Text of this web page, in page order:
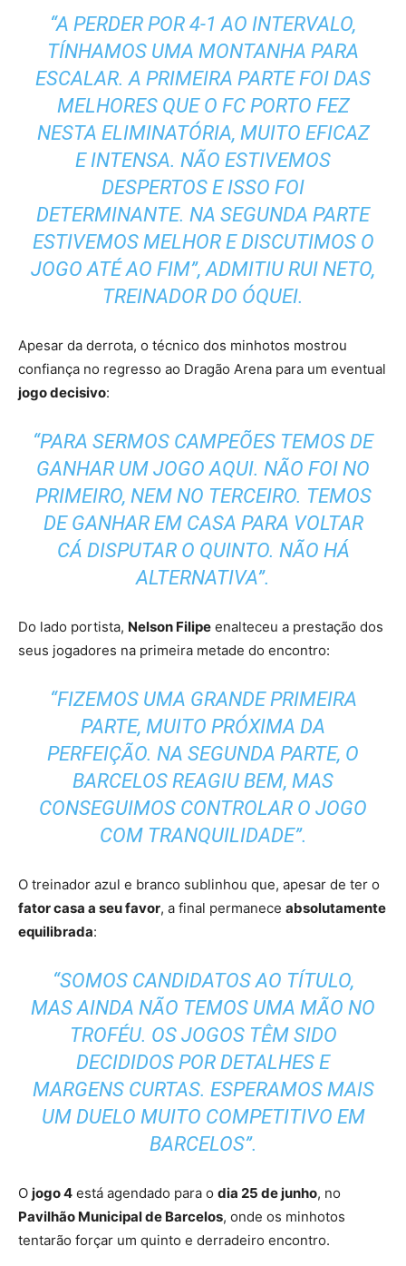
“A PERDER POR 4-1 AO INTERVALO,
TÍNHAMOS UMA MONTANHA PARA
ESCALAR. A PRIMEIRA PARTE FOI DAS
MELHORES QUE O FC PORTO FEZ
NESTA ELIMINATÓRIA, MUITO EFICAZ
E INTENSA. NÃO ESTIVEMOS
DESPERTOS E ISSO FOI
DETERMINANTE. NA SEGUNDA PARTE
ESTIVEMOS MELHOR E DISCUTIMOS O
JOGO ATÉ AO FIM”, ADMITIU RUI NETO,
TREINADOR DO ÓQUEI.
Apesar da derrota, o técnico dos minhotos mostrou
confiança no regresso ao Dragão Arena para um eventual
jogo decisivo:
“PARA SERMOS CAMPEÕES TEMOS DE
GANHAR UM JOGO AQUI. NÃO FOI NO
PRIMEIRO, NEM NO TERCEIRO. TEMOS
DE GANHAR EM CASA PARA VOLTAR
CÁ DISPUTAR O QUINTO. NÃO HÁ
ALTERNATIVA”.
Do lado portista, Nelson Filipe enalteceu a prestação dos
seus jogadores na primeira metade do encontro:
“FIZEMOS UMA GRANDE PRIMEIRA
PARTE, MUITO PRÓXIMA DA
PERFEIÇÃO. NA SEGUNDA PARTE, O
BARCELOS REAGIU BEM, MAS
CONSEGUIMOS CONTROLAR O JOGO
COM TRANQUILIDADE”.
O treinador azul e branco sublinhou que, apesar de ter o
fator casa a seu favor, a final permanece absolutamente
equilibrada:
“SOMOS CANDIDATOS AO TÍTULO,
MAS AINDA NÃO TEMOS UMA MÃO NO
TROFÉU. OS JOGOS TÊM SIDO
DECIDIDOS POR DETALHES E
MARGENS CURTAS. ESPERAMOS MAIS
UM DUELO MUITO COMPETITIVO EM
BARCELOS”.
O jogo 4 está agendado para o dia 25 de junho, no
Pavilhão Municipal de Barcelos, onde os minhotos
tentarão forçar um quinto e derradeiro encontro.